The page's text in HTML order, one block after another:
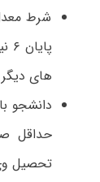
شرط
های دیگر ،حداقل
دانشجو
حداقل
تحصیل